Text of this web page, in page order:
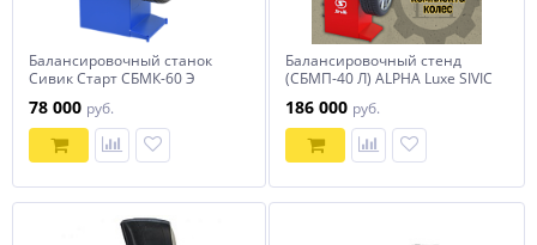
Балансировочный станок
Сивик Старт СБМК-60 Э
78 000 руб.
Балансировочный стенд
(СБМП-40 Л) ALPHA Luxe SIVIC
186 000 руб.